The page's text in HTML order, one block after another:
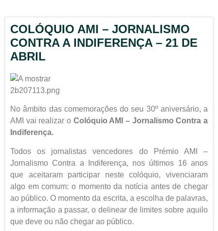
COLÓQUIO AMI – JORNALISMO
CONTRA A INDIFERENÇA – 21 DE
ABRIL
No âmbito das comemorações do seu 30º aniversário, a
AMI vai realizar o Colóquio AMI – Jornalismo Contra a
Indiferença.
Todos os jornalistas vencedores do Prémio AMI –
Jornalismo Contra a Indiferença, nos últimos 16 anos
que aceitaram participar neste colóquio, vivenciaram
algo em comum: o momento da notícia antes de chegar
ao público. O momento da escrita, a escolha de palavras,
a informação a passar, o delinear de limites sobre aquilo
que deve ou não chegar ao público.